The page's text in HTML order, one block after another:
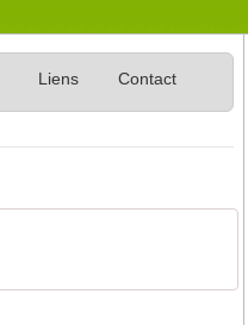
Liens Contact